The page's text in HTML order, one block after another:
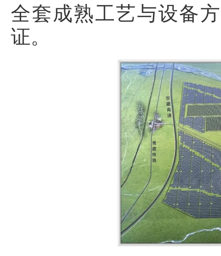
全套成熟工艺与设备
证。